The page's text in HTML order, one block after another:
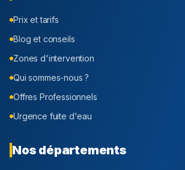
Prix et tarifs
Blog et conseils
Zones d'intervention
Qui sommes-nous ?
Offres Professionnels
Urgence fuite d'eau
Nos départements